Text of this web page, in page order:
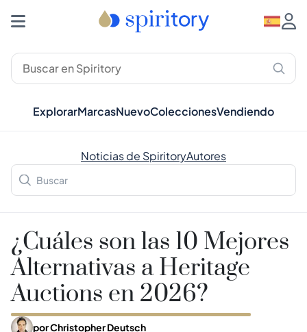
ExplorarMarcasNuevoColeccionesVendiendo
Noticias de SpiritoryAutores
¿Cuáles son las 10 Mejores
Alternativas a Heritage
Auctions en 2026?
porChristopher Deutsch